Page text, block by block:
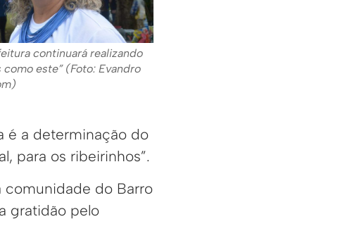
continuará realizando
este” (Foto: Evandro
é a determinação do
para os ribeirinhos”.
comunidade do Barro
gratidão pelo